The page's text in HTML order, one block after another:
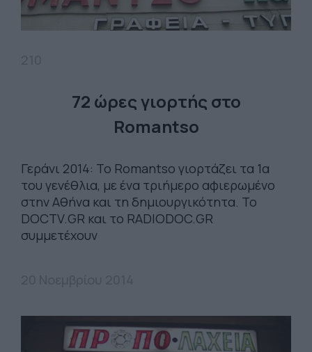
72 ώρες γιορτής στο
Romantso
Γεράνι 2014: Το Romantso γιορτάζει τα 1α
του γενέθλια, με ένα τριήμερο αφιερωμένο
στην Αθήνα και τη δημιουργικότητα. Το
DOCTV.GR και το RADIODOC.GR
συμμετέχουν